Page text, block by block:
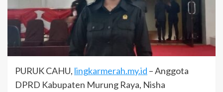
PURUK CAHU, lingkarmerah.my.id – Anggota
DPRD Kabupaten Murung Raya, Nisha